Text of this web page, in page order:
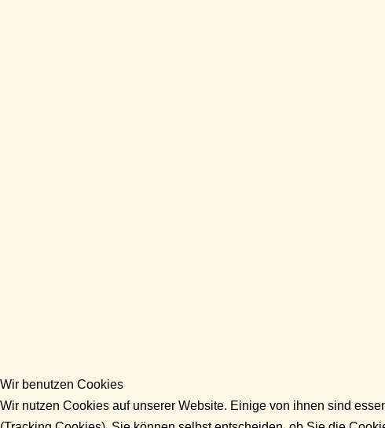
Wir benutzen Cookies
Wir nutzen Cookies auf unserer Website. Einige von ihnen sind